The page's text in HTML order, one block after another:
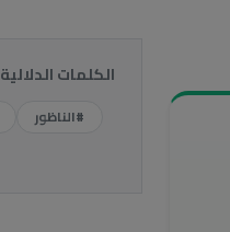
الكلمات الدلالية
#الناظور